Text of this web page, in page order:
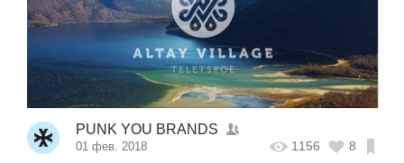
PUNK YOU BRANDS
01 фев. 2018 1156 8